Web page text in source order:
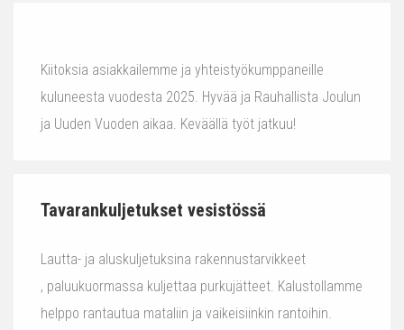
Kiitoksia asiakkailemme ja yhteistyökumppaneille
kuluneesta vuodesta 2025. Hyvää ja Rauhallista Joulun
ja Uuden Vuoden aikaa. Keväällä työt jatkuu!
Tavarankuljetukset vesistössä
Lautta- ja aluskuljetuksina rakennustarvikkeet
, paluukuormassa kuljettaa purkujätteet. Kalustollamme
helppo rantautua mataliin ja vaikeisiinkin rantoihin.